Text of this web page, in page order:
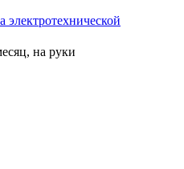
электротехнической
на руки